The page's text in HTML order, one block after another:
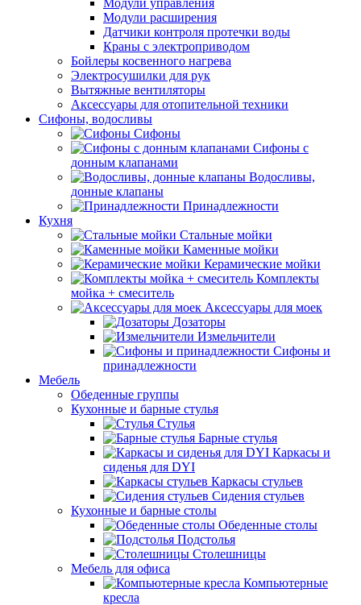
Модули управления
Модули расширения
Датчики контроля протечки воды
Краны с электроприводом
Бойлеры косвенного нагрева
Электросушилки для рук
Вытяжные вентиляторы
Аксессуары для отопительной техники
Сифоны, водосливы
Сифоны
Сифоны с
донным клапанами
Водосливы,
донные клапаны
Принадлежности
Кухня
Стальные мойки
Каменные мойки
Керамические мойки
Комплекты
мойка + смеситель
Аксессуары для моек
Дозаторы
Измельчители
Сифоны и
принадлежности
Мебель
Обеденные группы
Кухонные и барные стулья
Стулья
Барные стулья
Каркасы и
сиденья для DYI
Каркасы стульев
Сидения стульев
Кухонные и барные столы
Обеденные столы
Подстолья
Столешницы
Мебель для офиса
Компьютерные
кресла